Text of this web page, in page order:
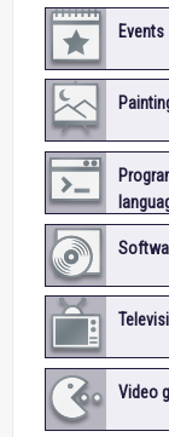
Events
Video